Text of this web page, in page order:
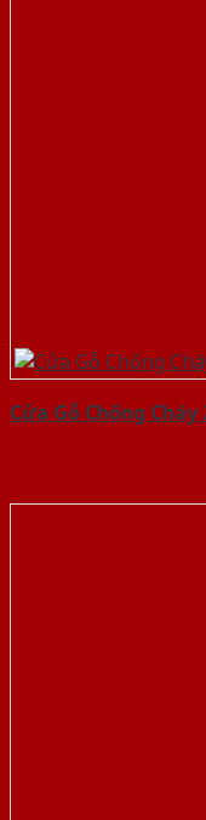
Cửa Gỗ Chống Cháy